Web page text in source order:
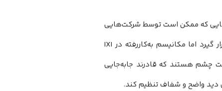
که ممکن است توسط شرکت‌هایی
چون Vixion ژاپن که پیش‌تر تلاش‌هایی در این زمینه داشته‌اند، مورد مناقشه قرار گیرد اما مکانیسم به‌کاررفته در IXI
چشم هستند که قادرند جابه‌جایی
دید واضح و شفاف تنظیم کند.